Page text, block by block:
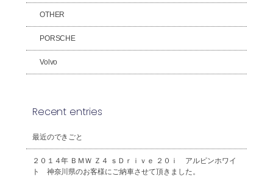
OTHER
PORSCHE
Volvo
Recent entries
最近のできごと
２０１４年 ＢＭＷ Ｚ４ ｓＤｒｉｖｅ ２０ｉ アルピンホワイ
ト 神奈川県のお客様にご納車させて頂きました。